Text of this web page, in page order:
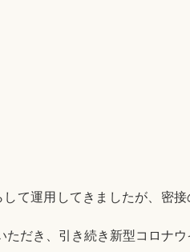
て運用してきましたが、密接
だき、引き続き新型コロナ